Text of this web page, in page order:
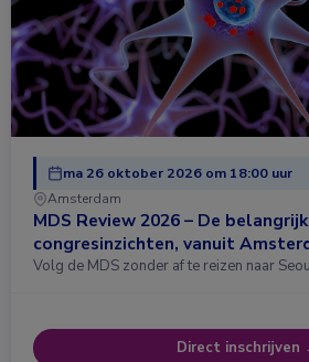
ma 26 oktober 2026 om 18:00 uur
Amsterdam
MDS Review 2026 – De
congresinzichten, vanuit
Volg de MDS zonder af te reizen naar
Direct inschrijven